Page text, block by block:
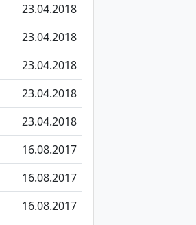
23.04.2018
23.04.2018
23.04.2018
23.04.2018
23.04.2018
16.08.2017
16.08.2017
16.08.2017